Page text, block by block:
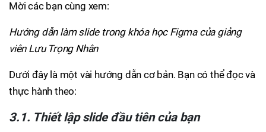
Mời các bạn cùng xem:
Hướng dẫn làm slide trong khóa học Figma của giảng
viên Lưu Trọng Nhân
Dưới đây là một vài hướng dẫn cơ bản. Bạn có thể đọc và
thực hành theo:
3.1. Thiết lập slide đầu tiên của bạn